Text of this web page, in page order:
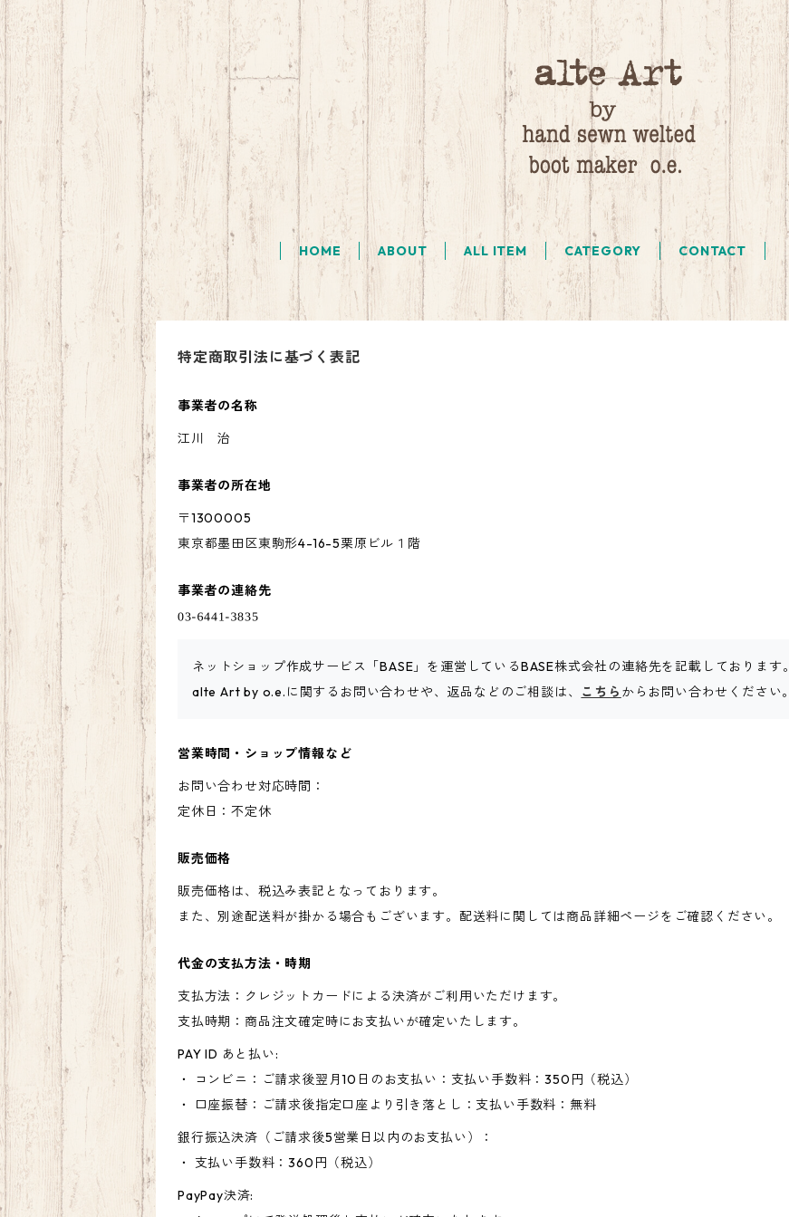
HOME ABOUT ALL ITEM CATEGORY CONTACT
特定商取引法に基づく表記
事業者の名称
江川 治
事業者の所在地
〒1300005
東京都墨田区東駒形4-16-5栗原ビル１階
事業者の連絡先
ネットショップ作成サービス「BASE」を運営しているBASE株式会社の連絡先を記載しております。
alte Art by o.e.に関するお問い合わせや、返品などのご相談は、 こちら からお問い合わせください。
営業時間・ショップ情報など
お問い合わせ対応時間：
定休日：不定休
販売価格
販売価格は、税込み表記となっております。
また、別途配送料が掛かる場合もございます。配送料に関しては商品詳細ページをご確認ください。
代金の支払方法・時期
支払方法：クレジットカードによる決済がご利用いただけます。
支払時期：商品注文確定時にお支払いが確定いたします。
PAY ID あと払い:
・ コンビニ：ご請求後翌月10日のお支払い：支払い手数料：350円（税込）
・ 口座振替：ご請求後指定口座より引き落とし：支払い手数料：無料
銀行振込決済（ご請求後5営業日以内のお支払い）：
・ 支払い手数料：360円（税込）
PayPay決済: